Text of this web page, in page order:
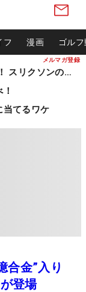
メルマガ登録
フ 漫画 ゴル
『4』が消え『R』が加わった！ スリクソンの新作
当てるワケ
合金”入り
登場